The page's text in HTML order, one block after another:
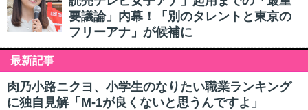
要議論」内幕！「別のタレントと東京の
フリーアナ」が候補に
最新記事
肉乃小路ニクヨ、小学生のなりたい職業ランキング
に独自見解「M-1が良くないと思うんですよ」